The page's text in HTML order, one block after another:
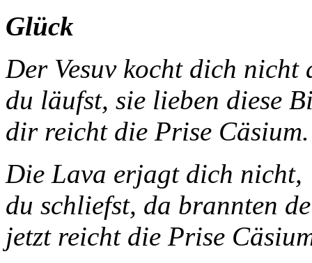
Glück
Der Vesuv kocht
du läufst, sie lieben diese
dir reicht die Prise Cäsium.
Die Lava erjagt dich nicht,
du schliefst, da brannten
jetzt reicht die Prise